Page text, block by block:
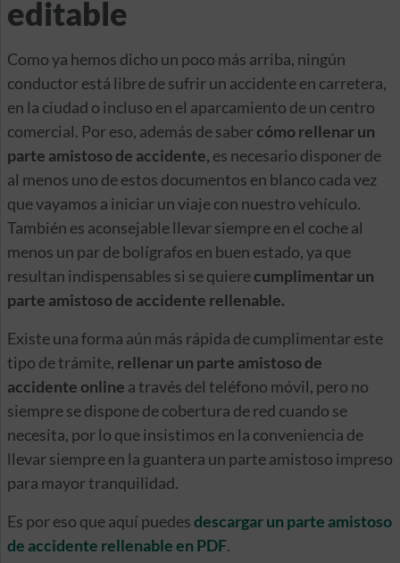
editable
Como ya hemos dicho un poco más arriba, ningún
conductor está libre de sufrir un accidente en carretera,
en la ciudad o incluso en el aparcamiento de un centro
comercial. Por eso, además de sabercómo rellenar un
parte amistoso de accidente, es necesario disponer de
al menos uno de estos documentos en blanco cada vez
que vayamos a iniciar un viaje con nuestro vehículo.
También es aconsejable llevar siempre en el coche al
menos un par de bolígrafos en buen estado, ya que
resultan indispensables si se quierecumplimentar un
parte amistoso de accidente rellenable.
Existe una forma aún más rápida de cumplimentar este
tipo de trámite, rellenar un parte amistoso de
accidente online a través del teléfono móvil, pero no
siempre se dispone de cobertura de red cuando se
necesita, por lo que insistimos en la conveniencia de
llevar siempre en la guantera un parte amistoso impreso
para mayor tranquilidad.
Es por eso que aquí puedesdescargar un parte amistoso
de accidente rellenable en PDF.